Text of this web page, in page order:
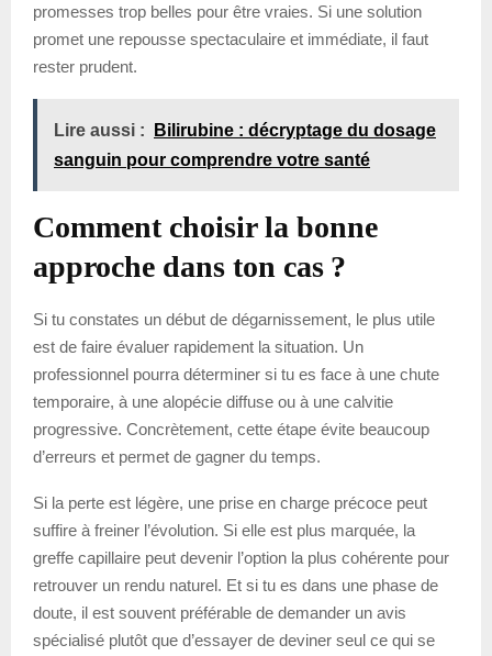
promesses trop belles pour être vraies. Si une solution
promet une repousse spectaculaire et immédiate, il faut
rester prudent.
Lire aussi :
Bilirubine : décryptage du dosage
sanguin pour comprendre votre santé
Comment choisir la bonne
approche dans ton cas ?
Si tu constates un début de dégarnissement, le plus utile
est de faire évaluer rapidement la situation. Un
professionnel pourra déterminer si tu es face à une chute
temporaire, à une alopécie diffuse ou à une calvitie
progressive. Concrètement, cette étape évite beaucoup
d’erreurs et permet de gagner du temps.
Si la perte est légère, une prise en charge précoce peut
suffire à freiner l’évolution. Si elle est plus marquée, la
greffe capillaire peut devenir l’option la plus cohérente pour
retrouver un rendu naturel. Et si tu es dans une phase de
doute, il est souvent préférable de demander un avis
spécialisé plutôt que d’essayer de deviner seul ce qui se